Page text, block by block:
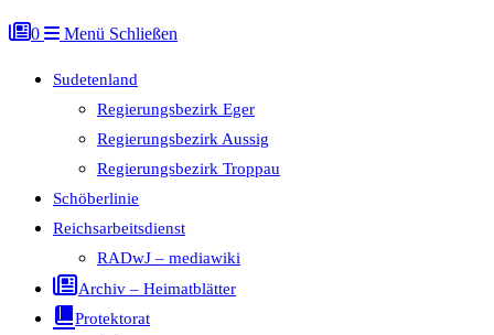
0 Menü Schließen
Sudetenland
Regierungsbezirk Eger
Regierungsbezirk Aussig
Regierungsbezirk Troppau
Schöberlinie
Reichsarbeitsdienst
RADwJ – mediawiki
Archiv – Heimatblätter
Protektorat